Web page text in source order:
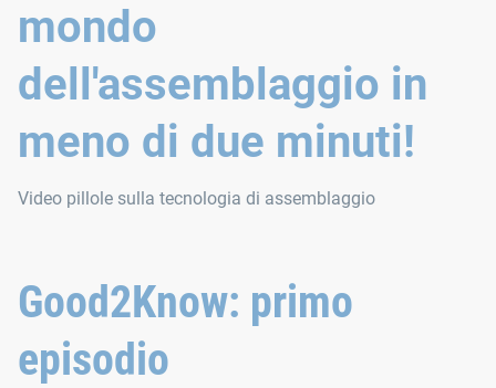
mondo
dell'assemblaggio in
meno di due minuti!
Video pillole sulla tecnologia di assemblaggio
Good2Know: primo
episodio